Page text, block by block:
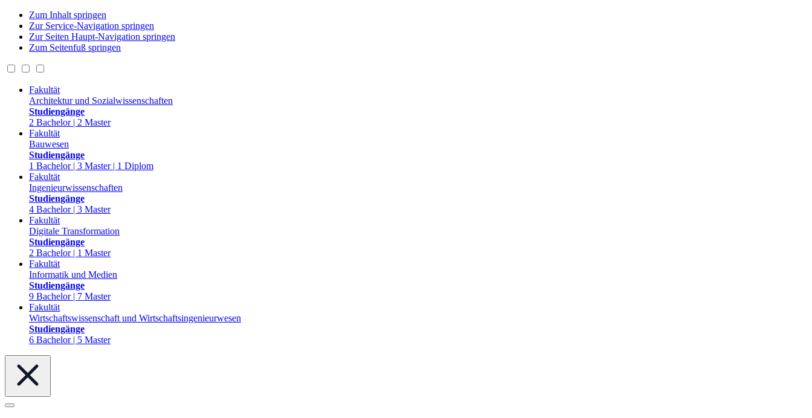
Zum Inhalt springen
Zur Service-Navigation springen
Zur Seiten Haupt-Navigation springen
Zum Seitenfuß springen
Fakultät
Architektur und Sozialwissenschaften
Studiengänge
2 Bachelor | 2 Master
Fakultät
Bauwesen
Studiengänge
1 Bachelor | 3 Master | 1 Diplom
Fakultät
Ingenieurwissenschaften
Studiengänge
4 Bachelor | 3 Master
Fakultät
Digitale Transformation
Studiengänge
2 Bachelor | 1 Master
Fakultät
Informatik und Medien
Studiengänge
9 Bachelor | 7 Master
Fakultät
Wirtschaftswissenschaft und Wirtschaftsingenieurwesen
Studiengänge
6 Bachelor | 5 Master